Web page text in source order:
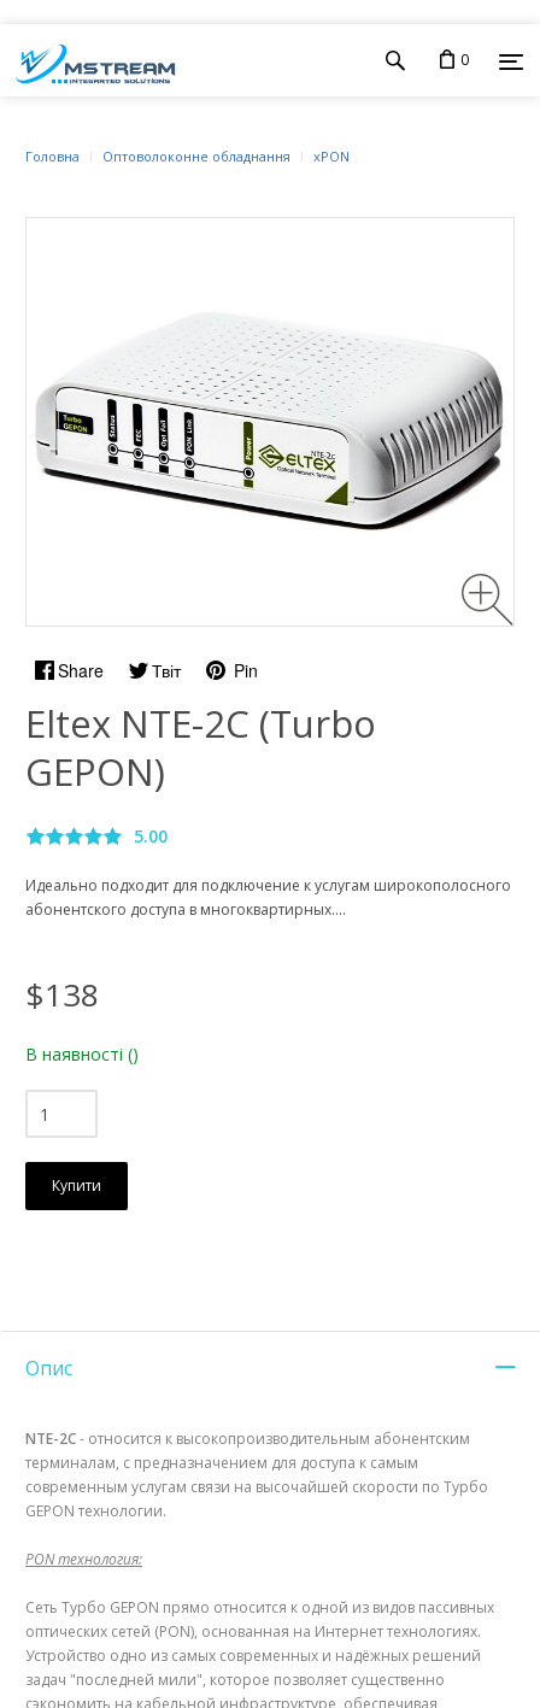
0
Головна Оптоволоконне обладнання xPON
Share Твіт Pin
Eltex NTE-2C (Turbo
GEPON)
5.00
Идеально подходит для подключение к услугам широкополосного
абонентского доступа в многоквартирных....
$138
В наявності ()
Купити
Опис
NTE-2C- относится к высокопроизводительным абонентским
терминалам, с предназначением для доступа к самым
современным услугам связи на высочайшей скорости по Tурбо
GEPON технологии.
PON технология:
Сеть Tурбо GEPON прямо относится к одной из видов пассивных
оптических сетей (PON), основанная на Интернет технологиях.
Устройство одно из самых современных и надёжных решений
задач "последней мили", которое позволяет существенно